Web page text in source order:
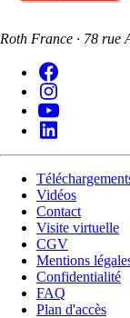
Roth France · 78 rue
Vidéos
Contact
Visite virtuelle
CGV
Mentions
Confidentialité
FAQ
Plan d'accès